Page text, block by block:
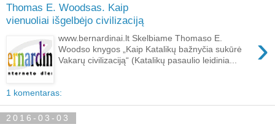
Thomas E. Woodsas. Kaip
vienuoliai išgelbėjo civilizaciją
›
www.bernardinai.lt Skelbiame Thomaso E.
Woodso knygos „Kaip Katalikų bažnyčia sukūrė
Vakarų civilizaciją“ (Katalikų pasaulio leidinia...
1 komentaras:
2016-03-03